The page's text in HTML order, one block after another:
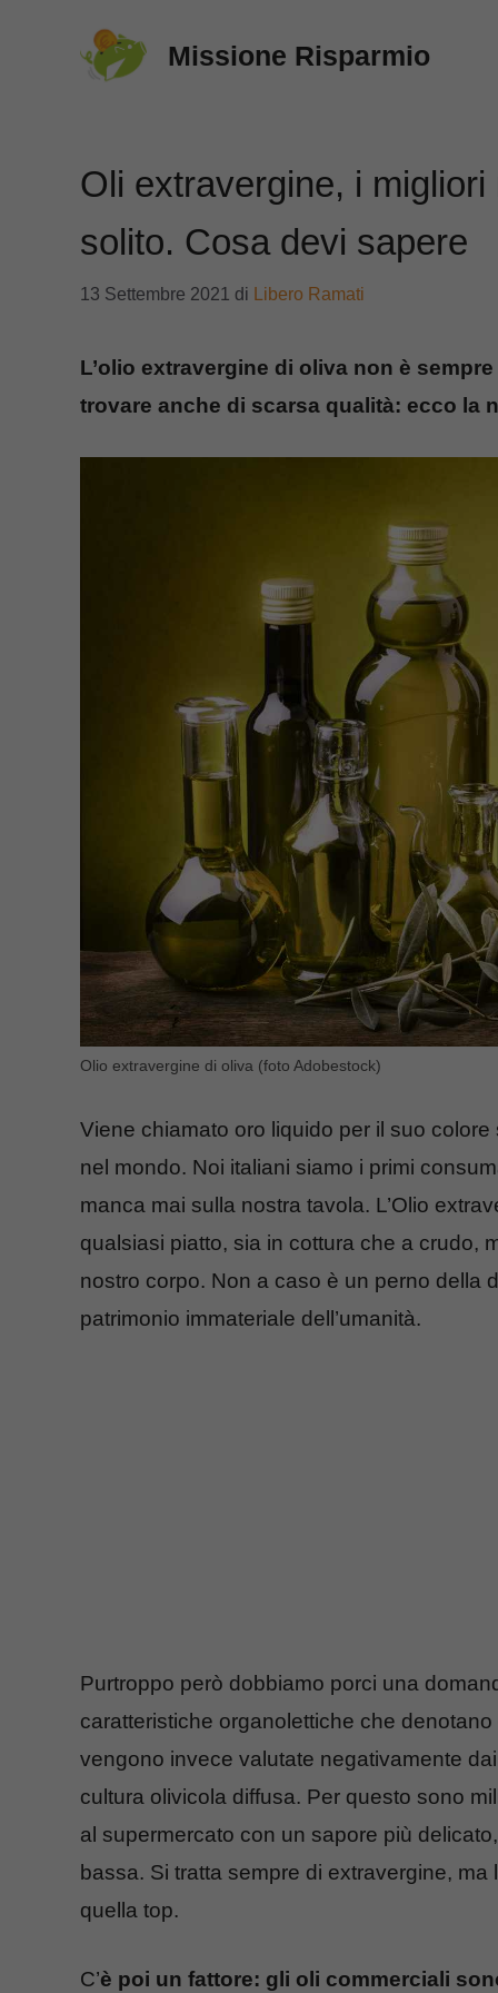
Missione Risparmio
Oli extravergine, i
solito. Cosa devi sapere
13 Settembre 2021 di Libero Ramati
L’olio extravergine di oliva non è
trovare anche di scarsa qualità: ecco la
Olio extravergine di oliva (foto Adobestock)
Viene chiamato oro liquido per il suo
nel mondo. Noi italiani siamo i primi
manca mai sulla nostra tavola. L’Olio
qualsiasi piatto, sia in cottura che a crudo,
nostro corpo. Non a caso è un perno della
patrimonio immateriale dell’umanità.
Purtroppo però dobbiamo porci una
caratteristiche organolettiche che
vengono invece valutate negativamente
cultura olivicola diffusa. Per questo sono
al supermercato con un sapore più
bassa. Si tratta sempre di extravergine,
quella top.
C’è poi un fattore: gli oli commerciali